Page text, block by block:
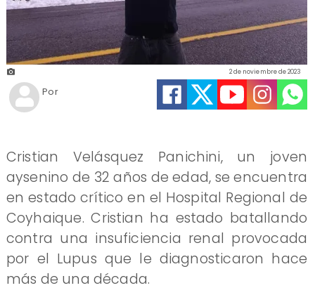
2 de noviembre de 2023
Por
Cristian Velásquez Panichini, un joven
aysenino de 32 años de edad, se encuentra
en estado crítico en el Hospital Regional de
Coyhaique. Cristian ha estado batallando
contra una insuficiencia renal provocada
por el Lupus que le diagnosticaron hace
más de una década.